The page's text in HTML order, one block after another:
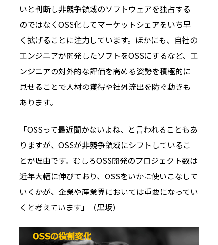
いと判断し非競争領域のソフトウェアを独占する
のではなくOSS化してマーケットシェアをいち早
く拡げることに注力しています。ほかにも、自社の
エンジニアが開発したソフトをOSSにするなど、エ
ンジニアの対外的な評価を高める姿勢を積極的に
見せることで人材の獲得や社外流出を防ぐ動きも
あります。
「OSSって最近聞かないよね、と言われることもあ
りますが、OSSが非競争領域にシフトしているこ
とが理由です。むしろOSS開発のプロジェクト数は
近年大幅に伸びており、OSSをいかに使いこなして
いくかが、企業や産業界においては重要になってい
くと考えています」（黒坂）